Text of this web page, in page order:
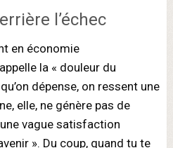
l’échec
en économie
la « douleur du
dépense, on ressent une
elle, ne génère pas de
vague satisfaction
». Du coup, quand tu te